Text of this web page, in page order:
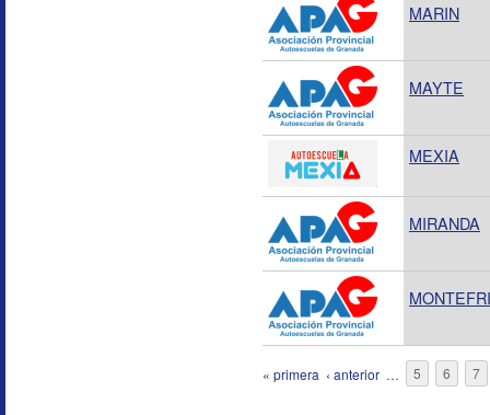
MARIN
MAYTE
MEXIA
MIRANDA
Páginas
« primera ‹ anterior … 5 6 7